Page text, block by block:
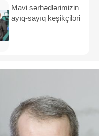
Mavi sərhədlərimizin
ayıq-sayıq keşikçiləri